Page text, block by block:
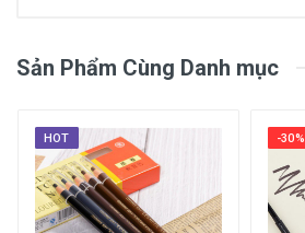
Sản Phẩm Cùng Danh mục
HOT -30%